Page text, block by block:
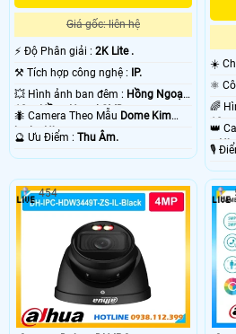
Giá gốc: liên hệ
️⚡ Độ Phân giải : 2K Lite .
⚒ Tích hợp công nghệ :
IP.
💥 Hình ảnh ban đêm : Hồng Ngoại
10m Hồng Ngoại SMD.
🐜 Camera Theo Mẫu Dome Kim
loại + Nhựa. ️🔮 Ưu Điểm : Thu Âm.
☀️
10m
👑
+
454